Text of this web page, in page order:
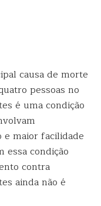
causa de morte
pessoas no
é uma condição
maior facilidade
essa condição
contra
ainda não é